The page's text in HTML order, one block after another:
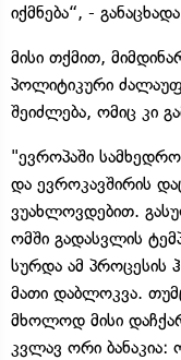
იქმნება“, -
მისი თქმით,
პოლიტიკური
შეიძლება, ომიც კი
"ევროპაში
და ევროკავშირის
ვუახლოვდებით.
ომში გადასვლის
სურდა ამ პროცესის
მათი დაბლოკვა.
მხოლოდ მისი
კვლავ ორი ბანაკია: